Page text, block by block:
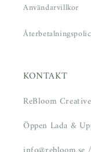
Användarvillkor
KONTAKT
ReBloom
Öppen Lada &